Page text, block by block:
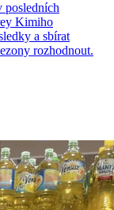
posledních
Kimiho
a sbírat
rozhodnout.